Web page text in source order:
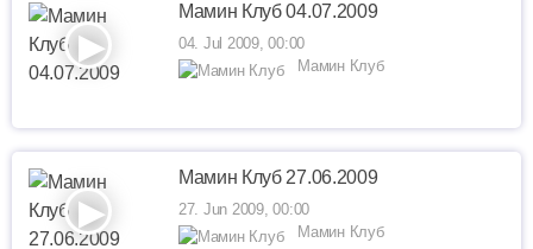
Мамин Клуб 04.07.2009
04. Jul 2009, 00:00
Мамин Клуб
Мамин Клуб 27.06.2009
27. Jun 2009, 00:00
Мамин Клуб